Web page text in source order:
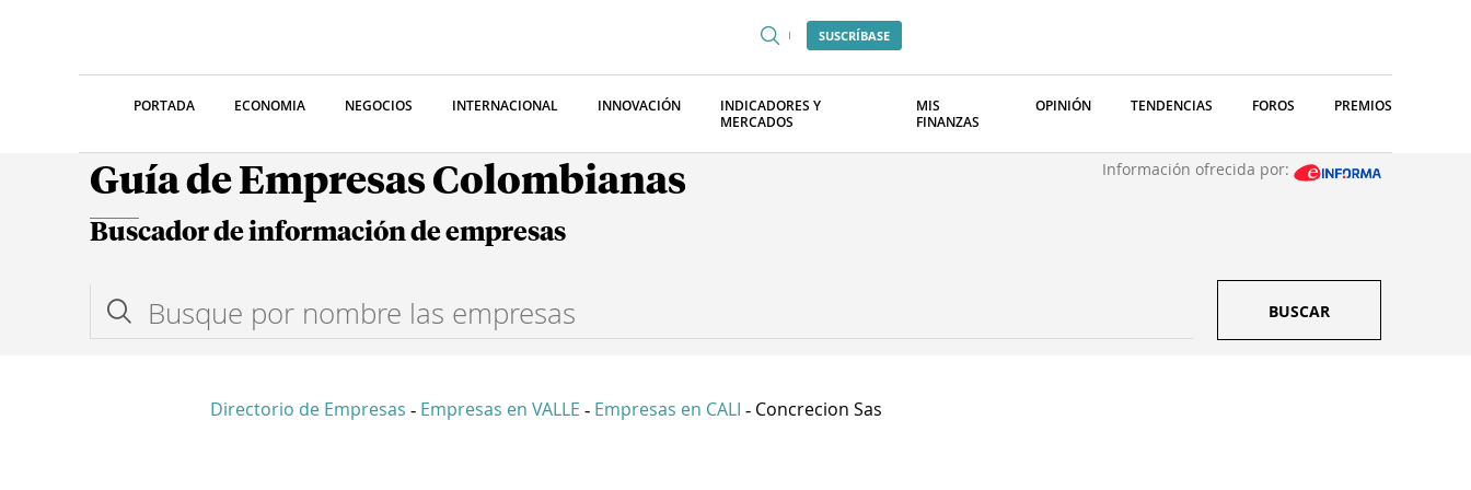
SUSCRÍBASE
PORTADA ECONOMIA NEGOCIOS INTERNACIONAL INNOVACIÓN
INDICADORES Y
MERCADOS
MIS
FINANZAS
OPINIÓN TENDENCIAS FOROS PREMIOS
Guía de Empresas Colombianas Información ofrecida por:
Buscador de información de empresas
BUSCAR
Directorio de Empresas - Empresas en VALLE - Empresas en CALI - Concrecion Sas